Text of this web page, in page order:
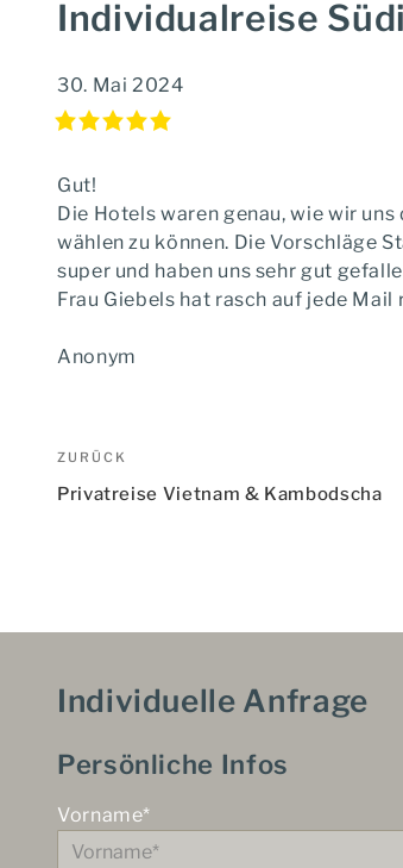
Individualreise
30. Mai 2024
Gut!
Die Hotels waren genau, wie wir
wählen zu können. Die Vorschläge
super und haben uns sehr gut
Frau Giebels hat rasch auf jede Mail
Anonym
Beitragsnavigation
Vorheriger
Beitrag
ZURÜCK
Privatreise Vietnam & Kambodscha
Individuelle Anfrage
Persönliche Infos
Vorname*